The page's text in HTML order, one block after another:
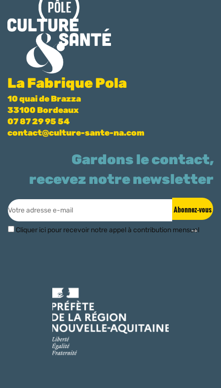
La Fabrique Pola
10 quai de Brazza
33100 Bordeaux
07 87 29 95 54
contact@culture-sante-na.com
Gardons le contact,
recevez notre newsletter
Abonnez-vous
Cliquer ici pour recevoir notre appel à contribution mensuel